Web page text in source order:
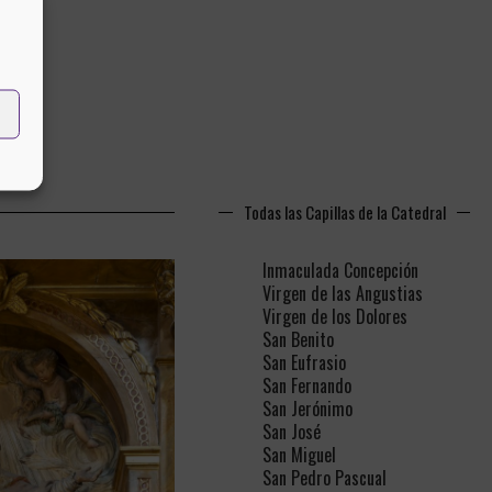
Todas las Capillas de la Catedral
Inmaculada Concepción
Virgen de las Angustias
Virgen de los Dolores
San Benito
San Eufrasio
San Fernando
San Jerónimo
San José
San Miguel
San Pedro Pascual